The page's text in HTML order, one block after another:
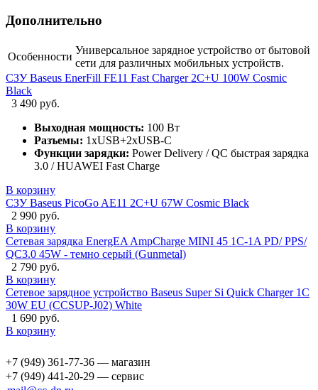
Дополнительно
Особенности
Универсальное зарядное устройство от бытовой
сети для различных мобильных устройств.
СЗУ Baseus EnerFill FE11 Fast Charger 2C+U 100W Cosmic
Black
3 490 руб.
Выходная мощность: 100 Вт
Разъемы: 1xUSB+2xUSB-C
Функции зарядки: Power Delivery / QC быстрая зарядка
3.0 / HUAWEI Fast Charge
В корзину
СЗУ Baseus PicoGo AE11 2C+U 67W Cosmic Black
2 990 руб.
В корзину
Сетевая зарядка EnergEA AmpCharge MINI 45 1C-1A PD/ PPS/
QC3.0 45W - темно серый (Gunmetal)
2 790 руб.
В корзину
Сетевое зарядное устройство Baseus Super Si Quick Charger 1C
30W EU (CCSUP-J02) White
1 690 руб.
В корзину
+7 (949) 361-77-36 — магазин
+7 (949) 441-20-29 — сервис